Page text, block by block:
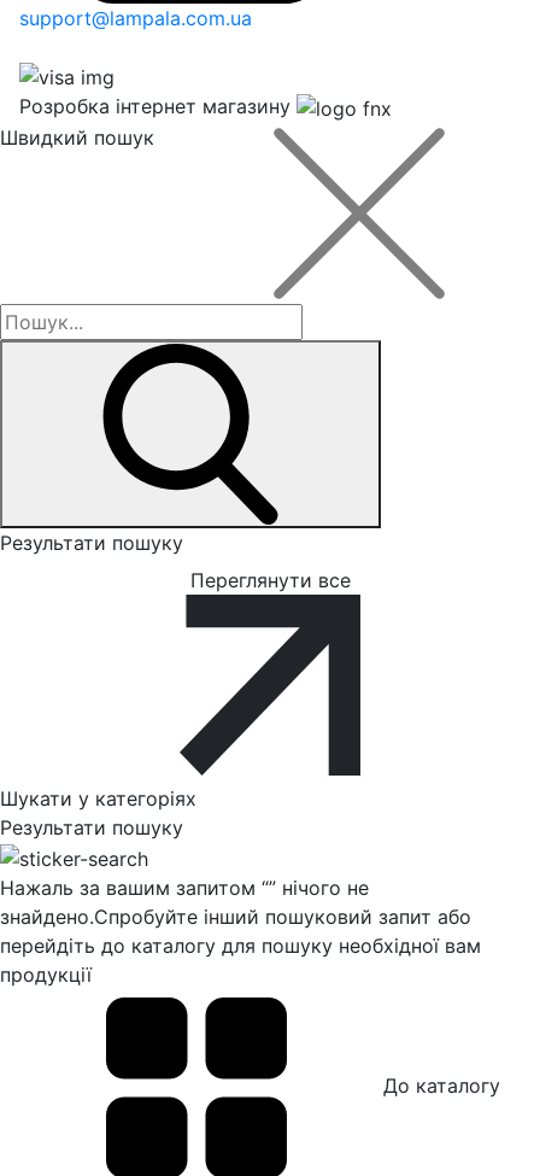
support@lampala.com.ua
Розробка інтернет магазину
Швидкий пошук
Результати пошуку
Переглянути все
Шукати у категоріях
Результати пошуку
Нажаль за вашим запитом “” нічого не
знайдено.Спробуйте інший пошуковий запит або
перейдіть до каталогу для пошуку необхідної вам
продукції
До каталогу